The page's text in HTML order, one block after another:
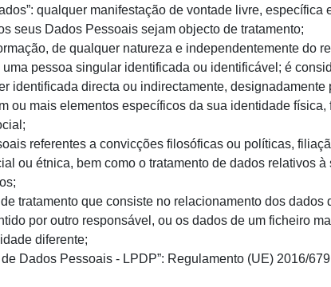
qualquer manifestação de vontade livre, específica
seus Dados Pessoais sejam objecto de tratamento;
de qualquer natureza e independentemente do
pessoa singular identificada ou identificável; é
identificada directa ou indirectamente, designadamente
ou mais elementos específicos da sua identidade física,
referentes a convicções filosóficas ou políticas,
ou étnica, bem como o tratamento de dados relativos à
tratamento que consiste no relacionamento dos dados
por outro responsável, ou os dados de um ficheiro
diferente;
Dados Pessoais - LPDP”: Regulamento (UE) 2016/